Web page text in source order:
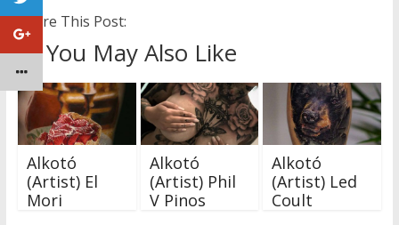
Share This Post:
You May Also Like
Alkotó
(Artist) El
Mori
Alkotó
(Artist) Phil
V Pinos
Alkotó
(Artist) Led
Coult